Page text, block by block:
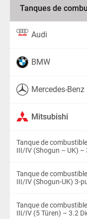
Tanques de
Audi
BMW
Mercedes-Benz
Mitsubishi
Tanque de
III/IV (Shogun – UK) –
Tanque de
III/IV (Shogun-UK) 3-
Tanque de
III/IV (5 Türen) – 3.2